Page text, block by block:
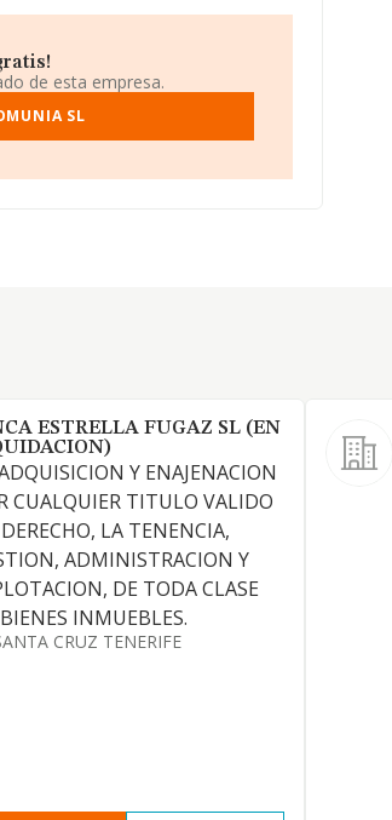
de esta empresa.
SL
ESTRELLA FUGAZ SL (EN
Y ENAJENACION
CUALQUIER TITULO VALIDO
LA TENENCIA,
ADMINISTRACION Y
DE TODA CLASE
INMUEBLES.
CRUZ TENERIFE